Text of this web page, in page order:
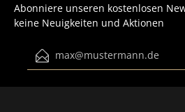
Abonniere unseren kostenlosen
keine Neuigkeiten und Aktionen
E-Mail-Adresse*